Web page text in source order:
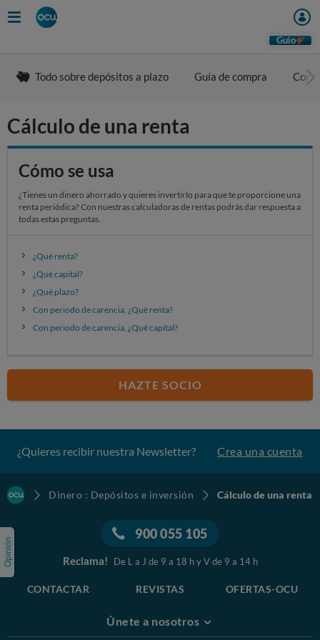
to
Guio
Todo sobre depósitos a plazo Guía de compra
Cálculo de una renta
Cómo se usa
¿Tienes un dinero ahorrado y quieres invertirlo para que te proporcione una
renta periódica? Con nuestras calculadoras de rentas podrás dar respuesta a
todas estas preguntas.
¿Qué renta?
¿Qué capital?
¿Qué plazo?
Con periodo de carencia, ¿Qué renta?
Con periodo de carencia, ¿Qué capital?
HAZTE SOCIO
¿Quieres recibir nuestra Newsletter? Crea una cuenta
Dinero : Depósitos e inversión Cálculo de una renta
900 055 105
Reclama! De L a J de 9 a 18 h y V de 9 a 14 h
CONTACTAR REVISTAS OFERTAS-OCU
Únete a nosotros